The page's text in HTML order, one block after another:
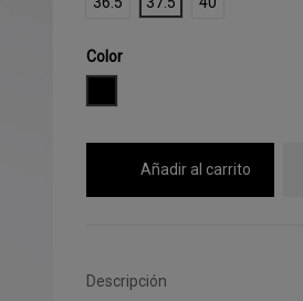
Color
Añadir al carrito
Descripción